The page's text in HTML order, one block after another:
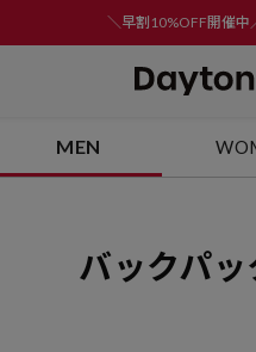
＼早割10%OFF開催中
MEN
バックパ